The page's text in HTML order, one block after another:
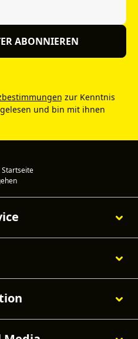
ABONNIEREN
zur Kenntnis
gelesen und bin mit ihnen